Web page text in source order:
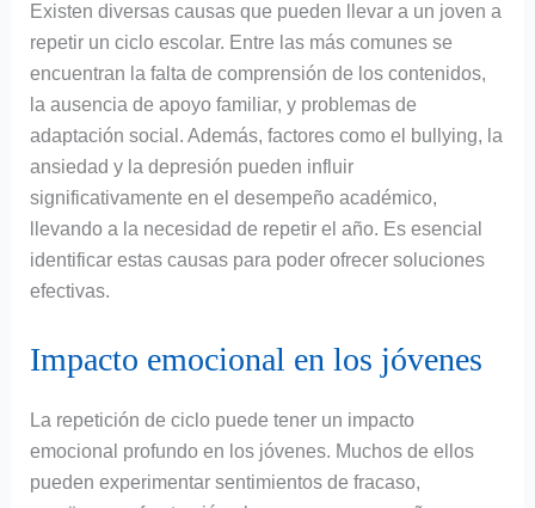
Existen diversas causas que pueden llevar a un joven a
repetir un ciclo escolar. Entre las más comunes se
encuentran la falta de comprensión de los contenidos,
la ausencia de apoyo familiar, y problemas de
adaptación social. Además, factores como el bullying, la
ansiedad y la depresión pueden influir
significativamente en el desempeño académico,
llevando a la necesidad de repetir el año. Es esencial
identificar estas causas para poder ofrecer soluciones
efectivas.
Impacto emocional en los jóvenes
La repetición de ciclo puede tener un impacto
emocional profundo en los jóvenes. Muchos de ellos
pueden experimentar sentimientos de fracaso,